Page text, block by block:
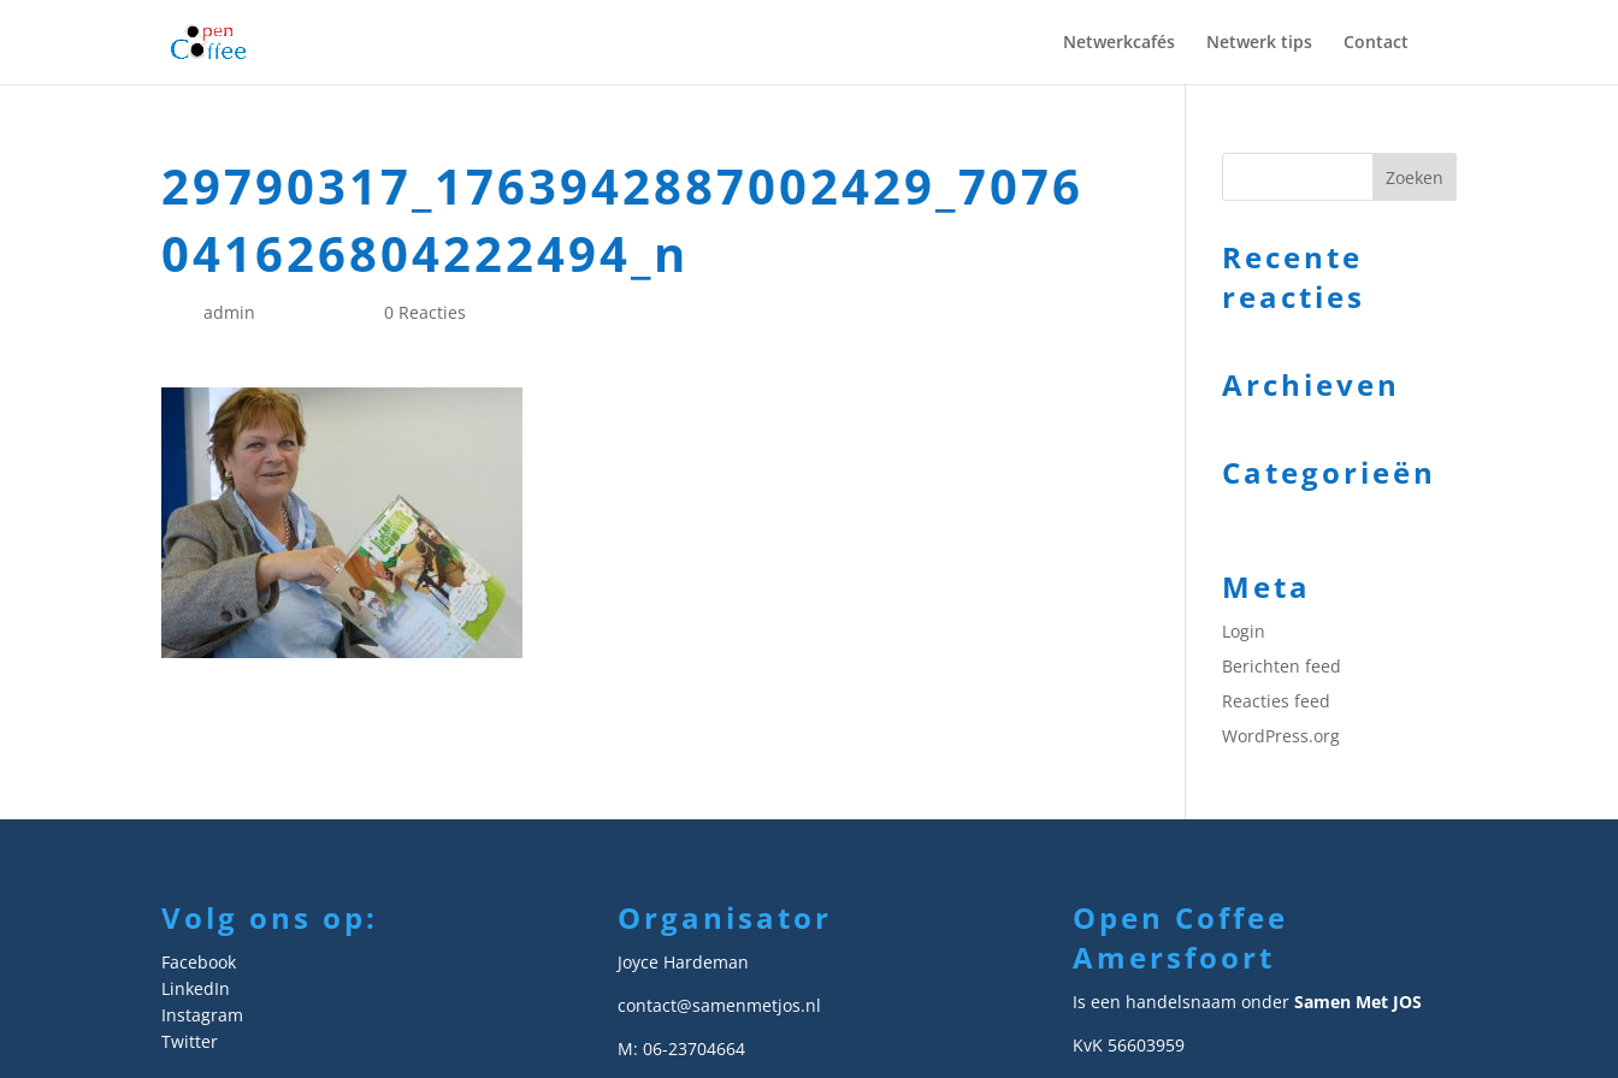
Netwerkcafés Netwerk tips Contact
29790317_1763942887002429_7076
041626804222494_n
dooradmin |0 Reacties
Recente
reacties
Archieven
Categorieën
Meta
Login
Berichten feed
Reacties feed
WordPress.org
Volg ons op:
Facebook
LinkedIn
Instagram
Twitter
Organisator
Joyce Hardeman
contact@samenmetjos.nl
M: 06-23704664
Open Coffee
Amersfoort
Is een handelsnaam onder Samen Met JOS
KvK 56603959